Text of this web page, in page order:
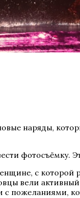
наряды,
фотосъёмку.
с которой
вели
с пожеланиями,